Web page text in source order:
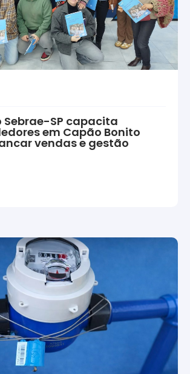
Sebrae-SP capacita
em Capão Bonito
vendas e gestão